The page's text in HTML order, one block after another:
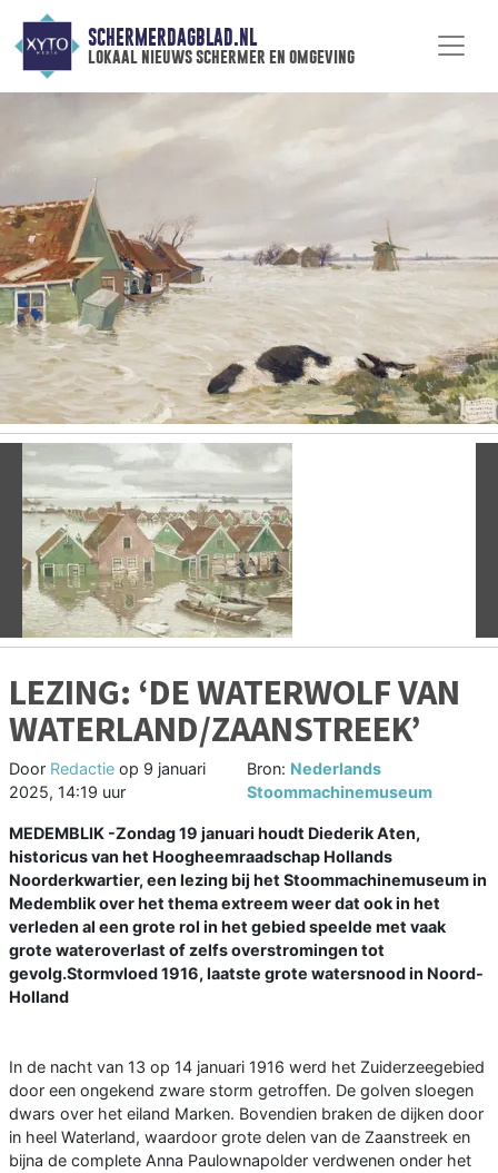
SCHERMERDAGBLAD.NL
lokaal nieuws schermer en omgeving
Vorige
LEZING: ‘DE WATERWOLF VAN
WATERLAND/ZAANSTREEK’
Door Redactie op 9 januari
2025, 14:19 uur
Bron: Nederlands
Stoommachinemuseum
MEDEMBLIK -Zondag 19 januari houdt Diederik Aten,
historicus van het Hoogheemraadschap Hollands
Noorderkwartier, een lezing bij het Stoommachinemuseum in
Medemblik over het thema extreem weer dat ook in het
verleden al een grote rol in het gebied speelde met vaak
grote wateroverlast of zelfs overstromingen tot
gevolg.Stormvloed 1916, laatste grote watersnood in Noord-
Holland
In de nacht van 13 op 14 januari 1916 werd het Zuiderzeegebied
door een ongekend zware storm getroffen. De golven sloegen
dwars over het eiland Marken. Bovendien braken de dijken door
in heel Waterland, waardoor grote delen van de Zaanstreek en
bijna de complete Anna Paulownapolder verdwenen onder het